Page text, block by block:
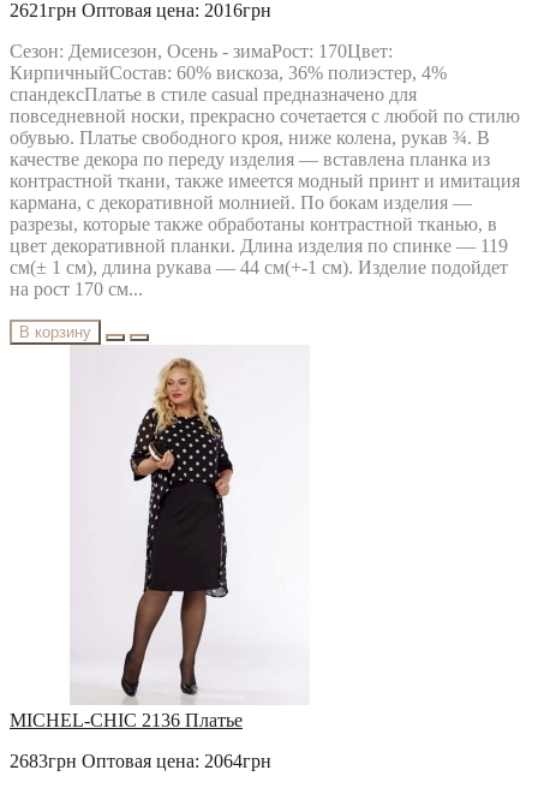
MODA-URS
NEEDLE REVERTEX
NINELE
NOVA LINE
ORHIDEYA LUX
PIRS
PRETTY
PUR PUR
RIVOLI
RUNELLA
SODA
SOLOMEYA LUX
Svetlana-Style
TEFFI
test_producer
VESNALETTO
VILENA FASHION
VITTORIA QUEEN
БелЭльСтиль
ОРХИДЕЯ
РАСПРОДАЖА
Твой Имидж
2621грн Оптовая цена: 2016грн
Сезон: Демисезон, Осень - зимаРост: 170Цвет:
КирпичныйСостав: 60% вискоза, 36% полиэстер, 4%
спандексПлатье в стиле casual предназначено для
повседневной носки, прекрасно сочетается с любой по стилю
обувью. Платье свободного кроя, ниже колена, рукав ¾. В
качестве декора по переду изделия — вставлена планка из
контрастной ткани, также имеется модный принт и имитация
кармана, с декоративной молнией. По бокам изделия —
разрезы, которые также обработаны контрастной тканью, в
цвет декоративной планки. Длина изделия по спинке — 119
см(± 1 см), длина рукава — 44 см(+-1 см). Изделие подойдет
на рост 170 см...
В корзину
MICHEL-CHIC 2136 Платье
2683грн Оптовая цена: 2064грн